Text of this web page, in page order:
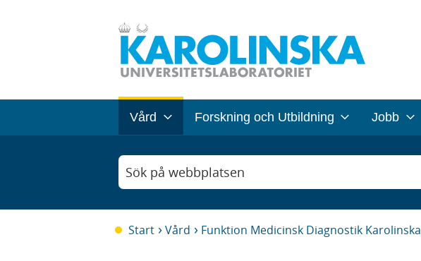
Vård Forskning och Utbildning Jobb
Sök på webbplatsen
Start Vård Funktion Medicinsk Diagnostik Karolinska